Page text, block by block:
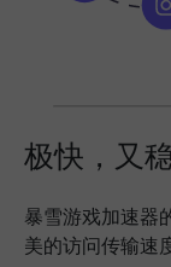
极快，又
暴雪游戏加速器
美的访问传输速